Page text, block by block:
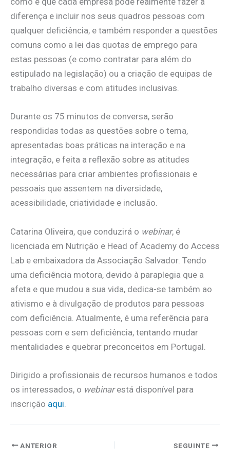
diferença e incluir nos seus quadros pessoas com
qualquer deficiência, e também responder a questões
comuns como a lei das quotas de emprego para
estas pessoas (e como contratar para além do
estipulado na legislação) ou a criação de equipas de
trabalho diversas e com atitudes inclusivas.
Durante os 75 minutos de conversa, serão
respondidas todas as questões sobre o tema,
apresentadas boas práticas na interação e na
integração, e feita a reflexão sobre as atitudes
necessárias para criar ambientes profissionais e
pessoais que assentem na diversidade,
acessibilidade, criatividade e inclusão.
Catarina Oliveira, que conduzirá o webinar, é
licenciada em Nutrição e Head of Academy do Access
Lab e embaixadora da Associação Salvador. Tendo
uma deficiência motora, devido à paraplegia que a
afeta e que mudou a sua vida, dedica-se também ao
ativismo e à divulgação de produtos para pessoas
com deficiência. Atualmente, é uma referência para
pessoas com e sem deficiência, tentando mudar
mentalidades e quebrar preconceitos em Portugal.
Dirigido a profissionais de recursos humanos e todos
os interessados, o webinarestá disponível para
inscrição aqui
ANTERIOR SEGUINTE